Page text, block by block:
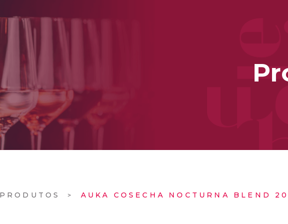
AUKA COSECHA NOCTURNA BLEND